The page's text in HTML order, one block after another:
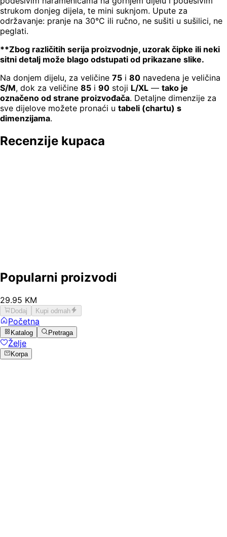
strukom donjeg dijela, te mini suknjom. Upute za
održavanje: pranje na 30°C ili ručno, ne sušiti u sušilici, ne
peglati.
**Zbog različitih serija proizvodnje, uzorak čipke ili neki
sitni detalj može blago odstupati od prikazane slike.
Na donjem dijelu, za veličine 75 i 80 navedena je veličina
S/M, dok za veličine 85 i 90 stoji L/XL — tako je
označeno od strane proizvođača. Detaljne dimenzije za
sve dijelove možete pronaći u tabeli (chartu) s
dimenzijama.
Recenzije kupaca
Popularni proizvodi
29.95 KM
Dodaj Kupi odmah
Početna
Katalog Pretraga
Želje
Korpa